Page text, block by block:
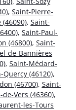
, Saint-Pierre-
, Saint-
, Saint-Paul-
(46800), Saint-
de-Bannières
, Saint-Médard-
(46120),
(46700), Saint-
Vers (46360),
les-Tours